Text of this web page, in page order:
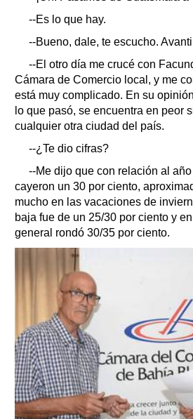
--Es lo que hay.
--Bueno, dale, te escucho.
--El otro día me crucé con
Cámara de Comercio local, y me
está muy complicado. En su
lo que pasó, se encuentra en peor
cualquier otra ciudad del país.
--¿Te dio cifras?
--Me dijo que con relación al
cayeron un 30 por ciento,
mucho en las vacaciones de
baja fue de un 25/30 por ciento y
general rondó 30/35 por ciento.